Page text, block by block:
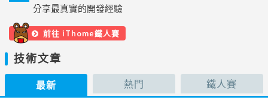
分享最真實的開發經驗
前往 iThome鐵人賽
技術文章
最新 熱門 鐵人賽